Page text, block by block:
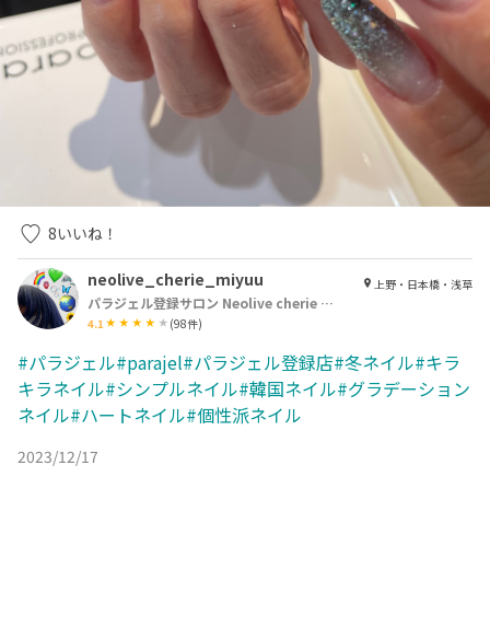
8いいね！
neolive_cherie_miyuu
パラジェル登録サロン Neolive cherie 浅草店【ネオリーブシェリエ】
4.1 (98件)
上野・日本橋・浅草
#パラジェル#parajel#パラジェル登録店#冬ネイル#キラ
キラネイル#シンプルネイル#韓国ネイル#グラデーション
ネイル#ハートネイル#個性派ネイル
2023/12/17